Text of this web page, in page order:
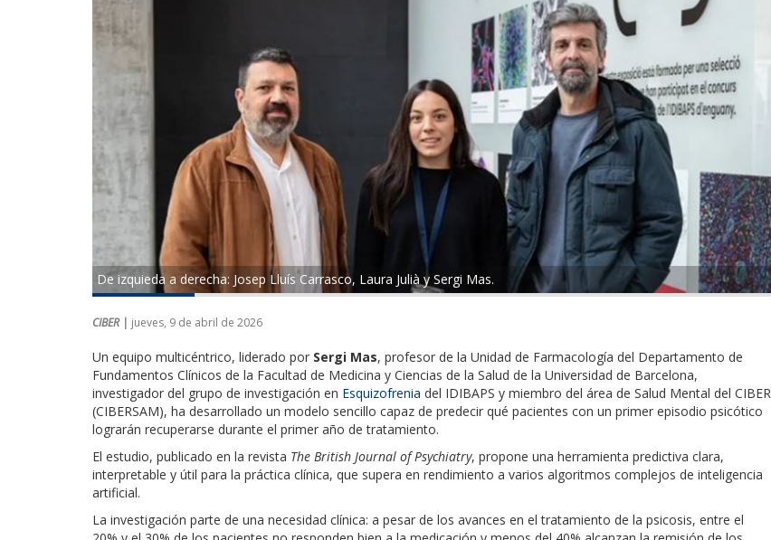
De izquieda a derecha: Josep Lluís Carrasco, Laura Julià y Sergi Mas.
CIBER | jueves, 9 de abril de 2026
Un equipo multicéntrico, liderado por Sergi Mas, profesor de la Unidad de Farmacología del Departamento de
Fundamentos Clínicos de la Facultad de Medicina y Ciencias de la Salud de la Universidad de Barcelona,
investigador del grupo de investigación en Esquizofrenia del IDIBAPS y miembro del área de Salud Mental del CIBER
(CIBERSAM), ha desarrollado un modelo sencillo capaz de predecir qué pacientes con un primer episodio psicótico
lograrán recuperarse durante el primer año de tratamiento.
El estudio, publicado en la revista The British Journal of Psychiatry, propone una herramienta predictiva clara,
interpretable y útil para la práctica clínica, que supera en rendimiento a varios algoritmos complejos de inteligencia
artificial.
La investigación parte de una necesidad clínica: a pesar de los avances en el tratamiento de la psicosis, entre el